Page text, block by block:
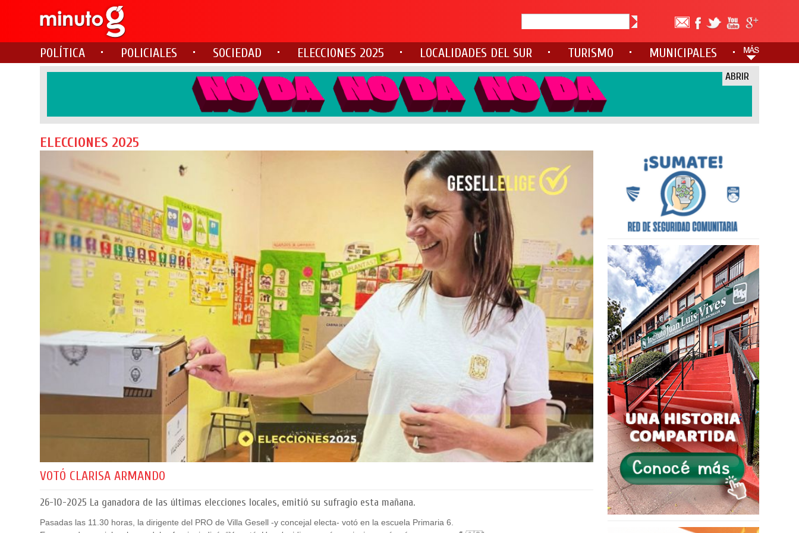
POLÍTICA POLICIALES SOCIEDAD ELECCIONES 2025 LOCALIDADES DEL SUR TURISMO MUNICIPALES
ABRIR
ELECCIONES 2025
VOTÓ CLARISA ARMANDO
26-10-2025 La ganadora de las últimas elecciones locales, emitió su sufragio esta mañana.
Pasadas las 11.30 horas, la dirigente del PRO de Villa Gesell -y concejal electa- votó en la escuela Primaria 6.